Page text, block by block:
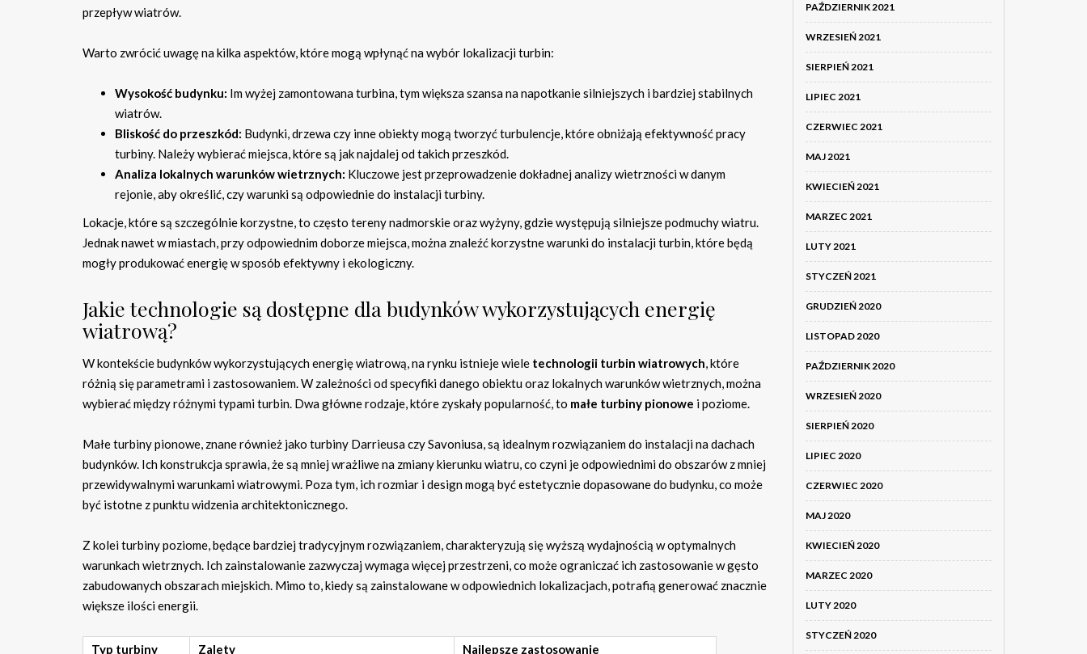
przepływ wiatrów.
Warto zwrócić uwagę na kilka aspektów, które mogą wpłynąć na wybór lokalizacji turbin:
Wysokość budynku: Im wyżej zamontowana turbina, tym większa szansa na napotkanie silniejszych i bardziej stabilnych
wiatrów.
Bliskość do przeszkód: Budynki, drzewa czy inne obiekty mogą tworzyć turbulencje, które obniżają efektywność pracy
turbiny. Należy wybierać miejsca, które są jak najdalej od takich przeszkód.
Analiza lokalnych warunków wietrznych: Kluczowe jest przeprowadzenie dokładnej analizy wietrzności w danym
rejonie, aby określić, czy warunki są odpowiednie do instalacji turbiny.
Lokacje, które są szczególnie korzystne, to często tereny nadmorskie oraz wyżyny, gdzie występują silniejsze podmuchy wiatru.
Jednak nawet w miastach, przy odpowiednim doborze miejsca, można znaleźć korzystne warunki do instalacji turbin, które będą
mogły produkować energię w sposób efektywny i ekologiczny.
Jakie technologie są dostępne dla budynków wykorzystujących energię
wiatrową?
W kontekście budynków wykorzystujących energię wiatrową, na rynku istnieje wiele technologii turbin wiatrowych, które
różnią się parametrami i zastosowaniem. W zależności od specyfiki danego obiektu oraz lokalnych warunków wietrznych, można
wybierać między różnymi typami turbin. Dwa główne rodzaje, które zyskały popularność, to małe turbiny pionowe i poziome.
Małe turbiny pionowe, znane również jako turbiny Darrieusa czy Savoniusa, są idealnym rozwiązaniem do instalacji na dachach
budynków. Ich konstrukcja sprawia, że są mniej wrażliwe na zmiany kierunku wiatru, co czyni je odpowiednimi do obszarów z mniej
przewidywalnymi warunkami wiatrowymi. Poza tym, ich rozmiar i design mogą być estetycznie dopasowane do budynku, co może
być istotne z punktu widzenia architektonicznego.
Z kolei turbiny poziome, będące bardziej tradycyjnym rozwiązaniem, charakteryzują się wyższą wydajnością w optymalnych
warunkach wietrznych. Ich zainstalowanie zazwyczaj wymaga więcej przestrzeni, co może ograniczać ich zastosowanie w gęsto
zabudowanych obszarach miejskich. Mimo to, kiedy są zainstalowane w odpowiednich lokalizacjach, potrafią generować znacznie
większe ilości energii.
Typ turbiny Zalety Najlepsze zastosowanie
PAŹDZIERNIK 2021
WRZESIEŃ 2021
SIERPIEŃ 2021
LIPIEC 2021
CZERWIEC 2021
MAJ 2021
KWIECIEŃ 2021
MARZEC 2021
LUTY 2021
STYCZEŃ 2021
GRUDZIEŃ 2020
LISTOPAD 2020
PAŹDZIERNIK 2020
WRZESIEŃ 2020
SIERPIEŃ 2020
LIPIEC 2020
CZERWIEC 2020
MAJ 2020
KWIECIEŃ 2020
MARZEC 2020
LUTY 2020
STYCZEŃ 2020